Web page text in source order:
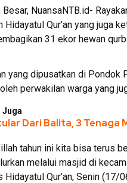
Besar, NuansaNTB.id-
Hidayatul Qur’an yang juga
31 ekor hewan
yang dipusatkan di Pondok
perwakilan warga yang
Juga
Dari Balita, 3 Tenaga
tahun ini kita bisa terus
melalui masjid di
Hidayatul Qur’an, Senin (17/